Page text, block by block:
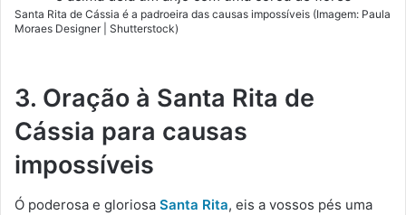
Santa Rita de Cássia é a padroeira das causas impossíveis (Imagem: Paula
Moraes Designer | Shutterstock)
3. Oração à Santa Rita de
Cássia para causas
impossíveis
Ó poderosa e gloriosa Santa Rita, eis a vossos pés uma